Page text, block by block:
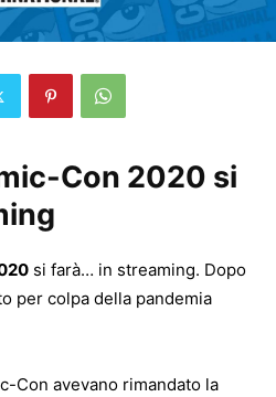
Con 2020 si
si farà… in streaming. Dopo
per colpa della pandemia
Con avevano rimandato la